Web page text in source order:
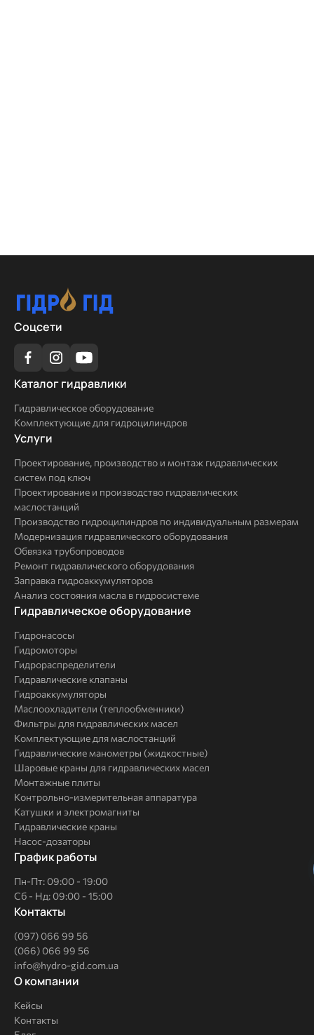
Соцсети
Каталог
Каталог гидравлики
Гидравлическое оборудование
Комплектующие для гидроцилиндров
Услуги
Услуги
Проектирование, производство и монтаж гидравлических
систем под ключ
Проектирование и производство гидравлических
маслостанций
Производство гидроцилиндров по индивидуальным размерам
Модернизация гидравлического оборудования
Обвязка трубопроводов
Ремонт гидравлического оборудования
Заправка гидроаккумуляторов
Анализ состояния масла в гидросистеме
Комплексные
Гидравлическое оборудование
Гидронасосы
Гидромоторы
Гидрораспределители
Гидравлические клапаны
Гидроаккумуляторы
Маслоохладители (теплообменники)
Фильтры для гидравлических масел
Комплектующие для маслостанций
Гидравлические манометры (жидкостные)
Шаровые краны для гидравлических масел
Монтажные плиты
Контрольно-измерительная аппаратура
Катушки и электромагниты
Гидравлические краны
Насос-дозаторы
График работы
Пн-Пт: 09:00 - 19:00
Сб - Нд: 09:00 - 15:00
Контакты
(097) 066 99 56
(066) 066 99 56
info@hydro-gid.com.ua
О
компании
О компании
Кейсы
Контакты